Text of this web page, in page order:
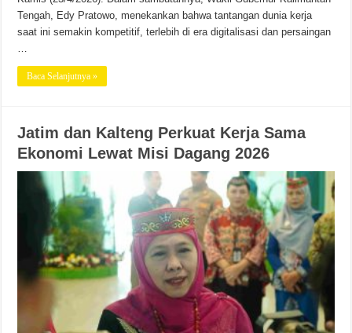
Tengah, Edy Pratowo, menekankan bahwa tantangan dunia kerja
saat ini semakin kompetitif, terlebih di era digitalisasi dan persaingan
Baca Selanjutnya »
Jatim dan Kalteng Perkuat Kerja Sama
Ekonomi Lewat Misi Dagang 2026